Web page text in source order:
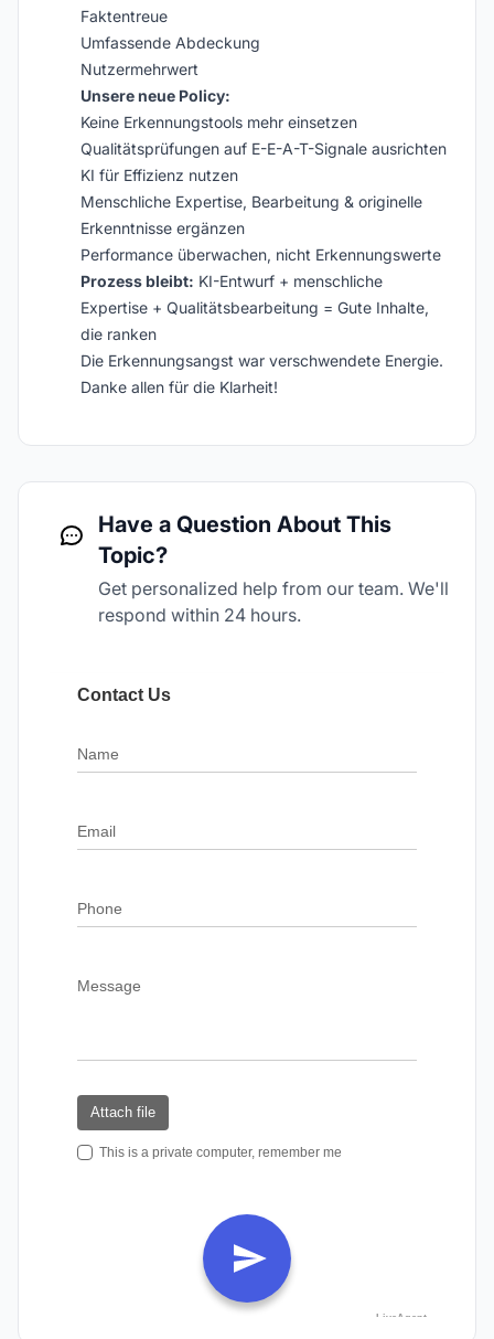
Faktentreue
Umfassende Abdeckung
Nutzermehrwert
Unsere neue Policy:
Keine Erkennungstools mehr einsetzen
Qualitätsprüfungen auf E-E-A-T-Signale ausrichten
KI für Effizienz nutzen
Menschliche Expertise, Bearbeitung & originelle
Erkenntnisse ergänzen
Performance überwachen, nicht Erkennungswerte
Prozess bleibt: KI-Entwurf + menschliche
Expertise + Qualitätsbearbeitung = Gute Inhalte,
die ranken
Die Erkennungsangst war verschwendete Energie.
Danke allen für die Klarheit!
Have a Question About This
Topic?
Get personalized help from our team. We'll
respond within 24 hours.